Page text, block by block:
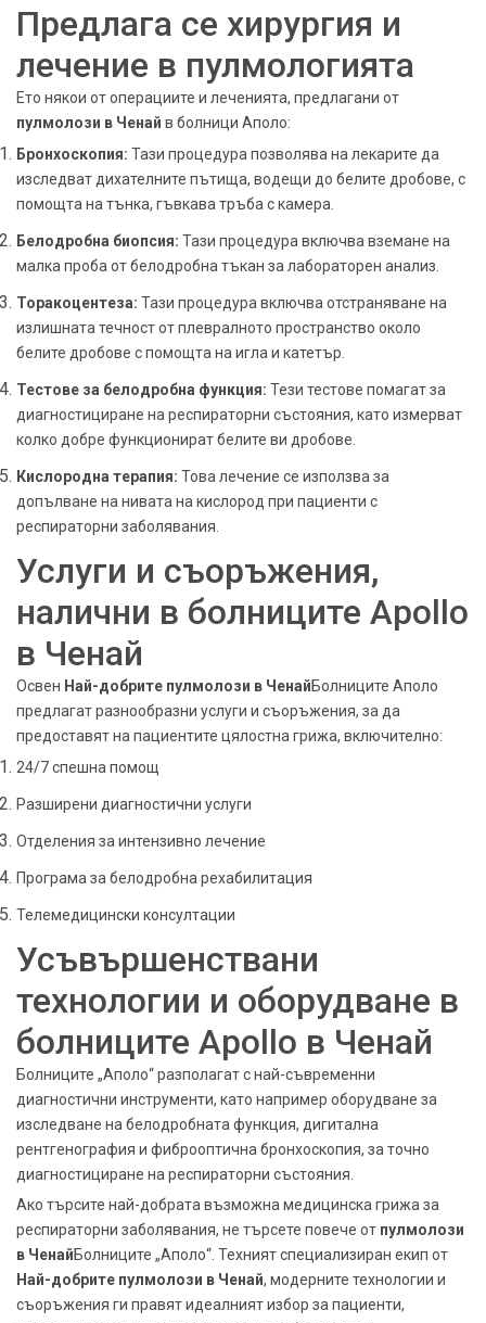
Предлага се хирургия и
лечение в пулмологията
Ето някои от операциите и леченията, предлагани от
пулмолози в Ченай в болници Аполо:
Бронхоскопия: Тази процедура позволява на лекарите да
изследват дихателните пътища, водещи до белите дробове, с
помощта на тънка, гъвкава тръба с камера.
Белодробна биопсия: Тази процедура включва вземане на
малка проба от белодробна тъкан за лабораторен анализ.
Торакоцентеза: Тази процедура включва отстраняване на
излишната течност от плевралното пространство около
белите дробове с помощта на игла и катетър.
Тестове за белодробна функция: Тези тестове помагат за
диагностициране на респираторни състояния, като измерват
колко добре функционират белите ви дробове.
Кислородна терапия: Това лечение се използва за
допълване на нивата на кислород при пациенти с
респираторни заболявания.
Услуги и съоръжения,
налични в болниците Apollo
в Ченай
Освен Най-добрите пулмолози в ЧенайБолниците Аполо
предлагат разнообразни услуги и съоръжения, за да
предоставят на пациентите цялостна грижа, включително:
24/7 спешна помощ
Разширени диагностични услуги
Отделения за интензивно лечение
Програма за белодробна рехабилитация
Телемедицински консултации
Усъвършенствани
технологии и оборудване в
болниците Apollo в Ченай
Болниците „Аполо“ разполагат с най-съвременни
диагностични инструменти, като например оборудване за
изследване на белодробната функция, дигитална
рентгенография и фиброоптична бронхоскопия, за точно
диагностициране на респираторни състояния.
Ако търсите най-добрата възможна медицинска грижа за
респираторни заболявания, не търсете повече от пулмолози
в ЧенайБолниците „Аполо“. Техният специализиран екип от
Най-добрите пулмолози в Ченай, модерните технологии и
съоръжения ги правят идеалният избор за пациенти,